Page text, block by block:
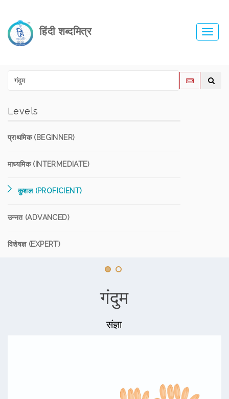
हिंदी शब्दमित्र
Levels
प्राथमिक (BEGINNER)
माध्यमिक (INTERMEDIATE)
कुशल (PROFICIENT)
उन्नत (ADVANCED)
विशेषज्ञ (EXPERT)
गंदुम
संज्ञा